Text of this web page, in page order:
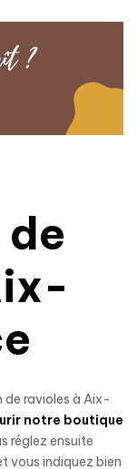
de ravioles à Aix-
notre boutique
réglez ensuite
vous indiquez bien